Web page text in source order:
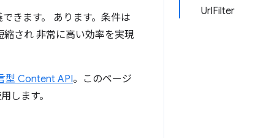
UrlFilter
きます。 あります。条件は
され 非常に高い効率を実現
型 Content API。このページ
します。